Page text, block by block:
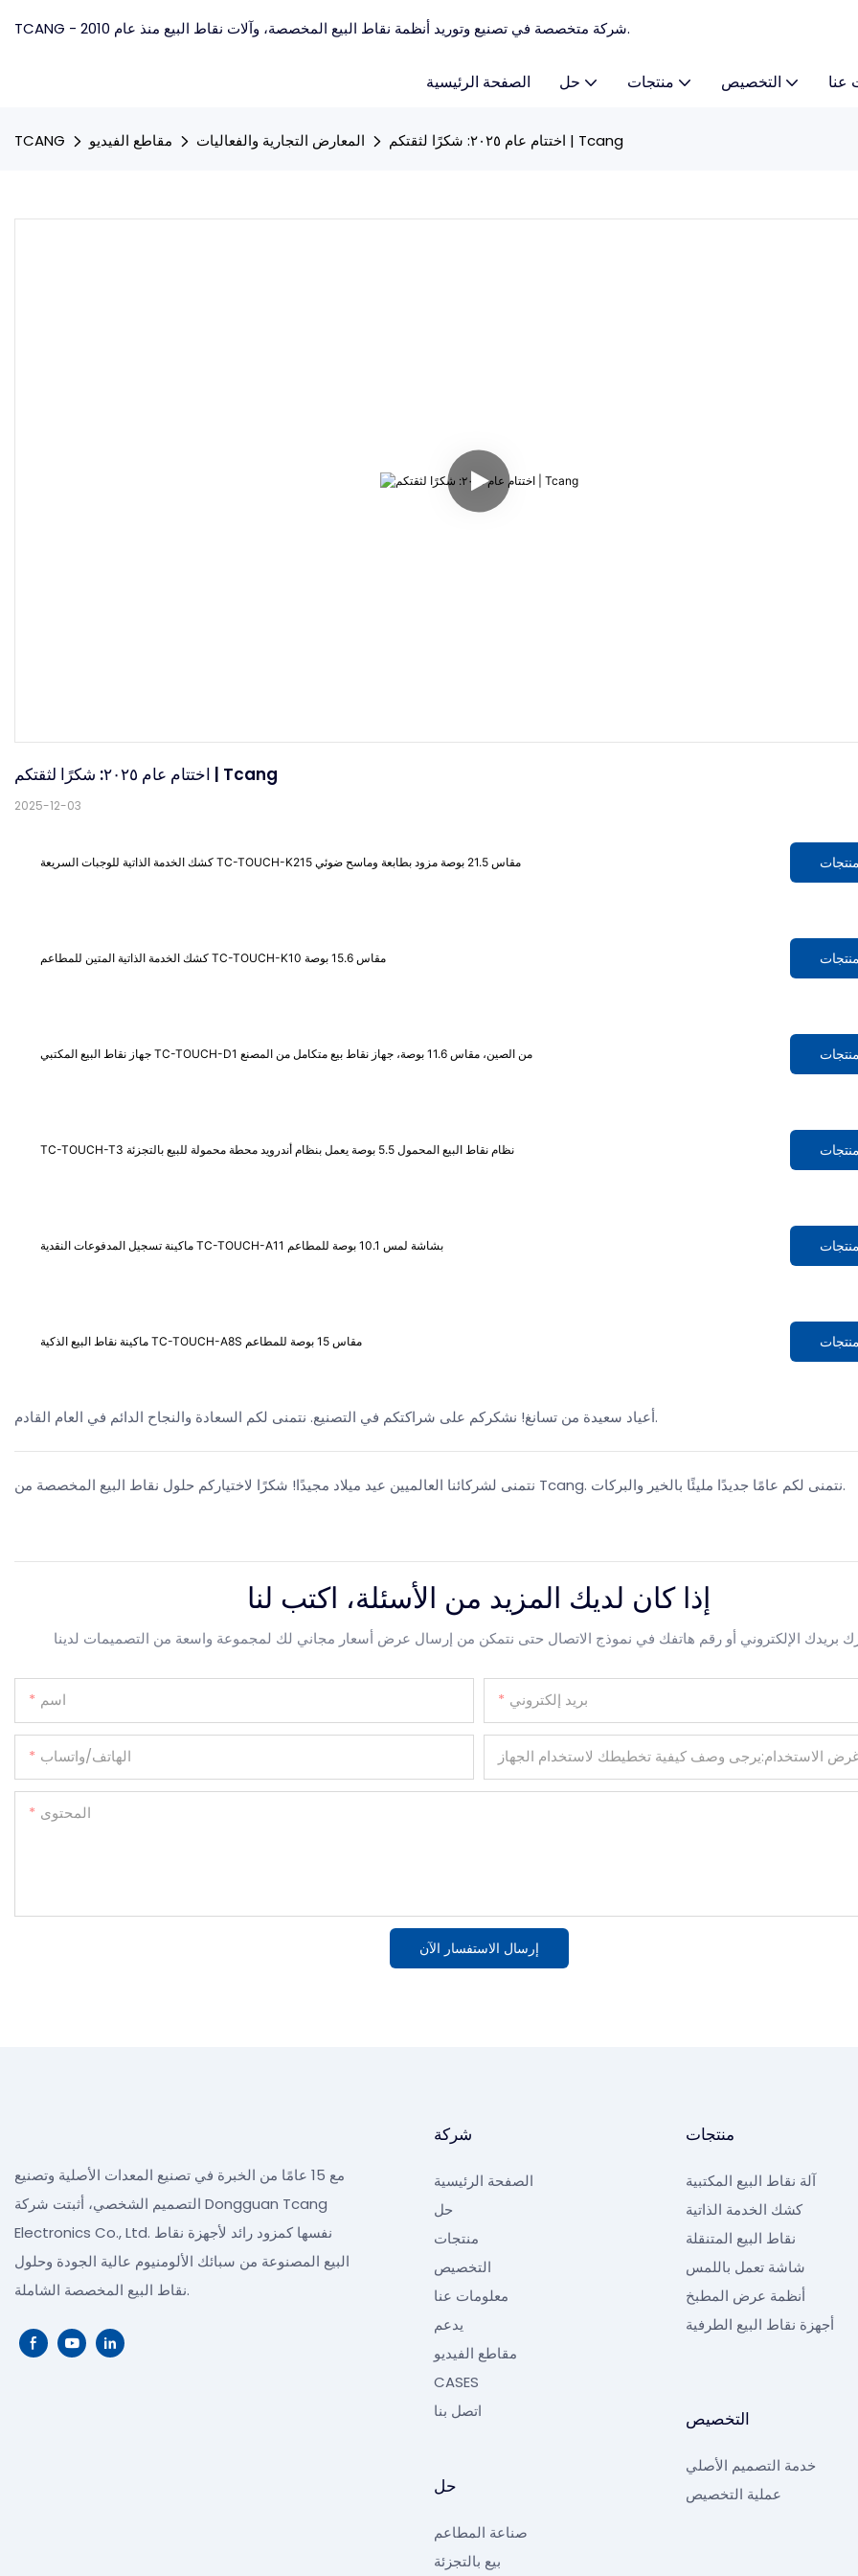
TCANG - شركة متخصصة في تصنيع وتوريد أنظمة نقاط البيع المخصصة، وآلات نقاط البيع منذ عام 2010.
الصفحة الرئيسية حل منتجات التخصيص عنا
TCANG مقاطع الفيديو المعارض التجارية والفعاليات اختتام عام ٢٠٢٥: شكرًا لثقتكم | Tcang
اختتام عام ٢٠٢٥: شكرًا لثقتكم | Tcang
2025-12-03
كشك الخدمة الذاتية للوجبات السريعة TC-TOUCH-K215 مقاس 21.5 بوصة مزود بطابعة وماسح ضوئي
كشك الخدمة الذاتية المتين للمطاعم TC-TOUCH-K10 مقاس 15.6 بوصة
جهاز نقاط البيع المكتبي TC-TOUCH-D1 من الصين، مقاس 11.6 بوصة، جهاز نقاط بيع متكامل من المصنع
TC-TOUCH-T3 نظام نقاط البيع المحمول 5.5 بوصة يعمل بنظام أندرويد محطة محمولة للبيع بالتجزئة
ماكينة تسجيل المدفوعات النقدية TC-TOUCH-A11 بشاشة لمس 10.1 بوصة للمطاعم
ماكينة نقاط البيع الذكية TC-TOUCH-A8S مقاس 15 بوصة للمطاعم
أعياد سعيدة من تسانغ! نشكركم على شراكتكم في التصنيع. نتمنى لكم السعادة والنجاح الدائم في العام القادم.
نتمنى لشركائنا العالميين عيد ميلاد مجيدًا! شكرًا لاختياركم حلول نقاط البيع المخصصة من Tcang. نتمنى لكم عامًا جديدًا مليئًا بالخير والبركات.
إذا كان لديك المزيد من الأسئلة، اكتب لنا
اسم بريد إلكتروني
الهاتف/واتساب
المحتوى
إرسال الاستفسار الآن
مع 15 عامًا من الخبرة في تصنيع المعدات الأصلية وتصنيع
التصميم الشخصي، أثبتت شركة Dongguan Tcang
Electronics Co., Ltd. نفسها كمزود رائد لأجهزة نقاط
البيع المصنوعة من سبائك الألومنيوم عالية الجودة وحلول
نقاط البيع المخصصة الشاملة.
شركة
الصفحة الرئيسية
حل
منتجات
التخصيص
معلومات عنا
يدعم
مقاطع الفيديو
CASES
اتصل بنا
حل
صناعة المطاعم
بيع بالتجزئة
منتجات
آلة نقاط البيع المكتبية
كشك الخدمة الذاتية
نقاط البيع المتنقلة
شاشة تعمل باللمس
أنظمة عرض المطبخ
أجهزة نقاط البيع الطرفية
التخصيص
خدمة التصميم الأصلي
عملية التخصيص